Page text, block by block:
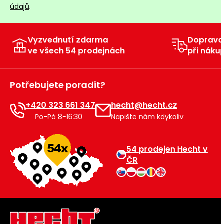
údajů.
Vyzvednutí zdarma
ve všech 54 prodejnách
při
Potřebujete poradit?
+420 323 661 347
Po-Pá 8-16:30
hecht@hecht.cz
Napište nám kdykoliv
54 prodejen Hecht v
ČR